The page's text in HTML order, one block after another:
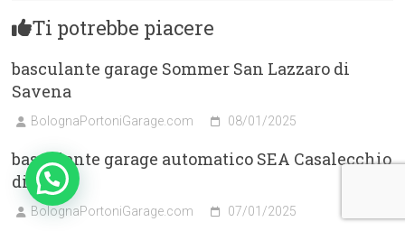
Ti potrebbe piacere
basculante garage Sommer San Lazzaro di
Savena
BolognaPortoniGarage.com 08/01/2025
basculante garage automatico SEA Casalecchio
di Reno
BolognaPortoniGarage.com 07/01/2025